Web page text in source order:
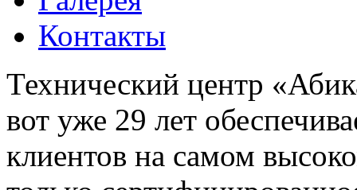
Контакты
Технический центр
вот уже 29 лет
клиентов на самом